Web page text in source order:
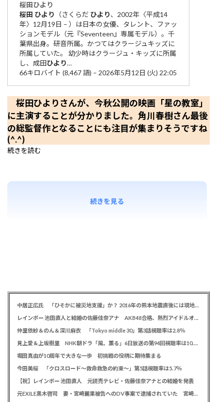
桜田ひより
桜田 ひより （さくらだ ひより、2002年〈平成14
年〉12月19日 – ）は日本の女優、タレント、ファッ
ションモデル（元『Seventeen』専属モデル）。千
葉県出身。研音所属。かつてはクラージュキッズに
所属していた。 幼少時はクラージュ・キッズに所属
し、成田ひより…
66キロバイト (8,467 語) – 2026年5月12日 (火) 22:05
桜田ひよりさんが、今秋公開の映画「星の教室」
に主演することが分かりました。角川春樹さん最後
の総監督作となることにも注目が集まりそうですね
(^.^)
続きを読む
続きを見る
中居正広氏 「ひそかに被災地支援」か？ 2016年の熊本地震直後には現地で炊き出し 親友・松本人志の闘病に心を痛め、頻繁に連絡も
レインボー 池田直人と結婚の佐藤佳奈アナ AKB48合格、熱烈アイドルオタク「さかなちゃん」として人気に、7月末に読売テレビ退社
仲里依紗＆のん＆深川麻衣 「Tokyo middle 30」第3話視聴率は2.8％
見上愛＆上坂樹里 NHK朝ドラ「風、薫る」6日放送の第94回視聴率は10.4％
堀田真由が10周年で大きな一歩 初挑戦の役柄に期待集まる
今田美桜 「クロスロード～救命救急の約束～」第5話視聴率は5.7％
【祝】レインボー 池田直人 元読売テレビ・佐藤佳奈アナとの結婚を発表
元EXILE黒木啓司 妻・宮崎麗果被告へのDV事案で逮捕されていた 宮崎は全身打撲、頭部裂傷及び打撲、頸部損傷の怪我